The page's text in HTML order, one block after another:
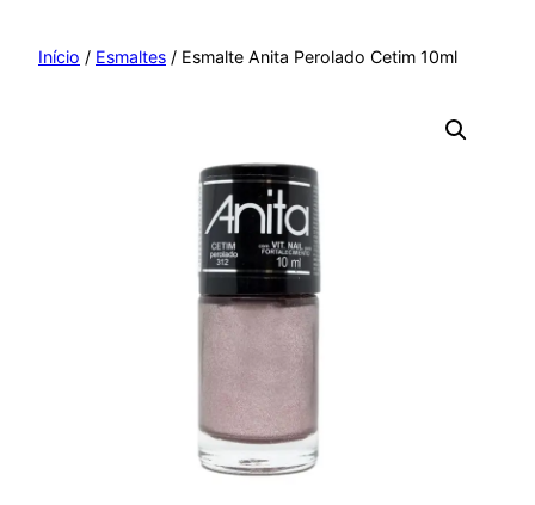
paraInício / Esmaltes / Esmalte Anita Perolado Cetim 10ml